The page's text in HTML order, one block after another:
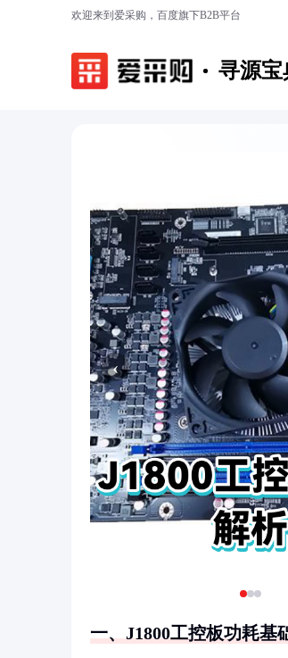
欢迎来到爱采购，百度旗下B2B平台
寻源宝
‹
一、J1800工控板功耗基